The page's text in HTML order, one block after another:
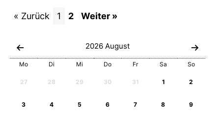
« Zurück 1 2 Weiter »
2026 August
Mo Di Mi Do Fr Sa So
27 28 29 30 31 1 2
3 4 5 6 7 8 9